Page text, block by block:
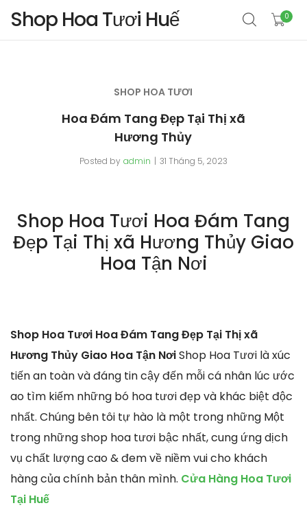
Shop Hoa Tươi Huế 0
SHOP HOA TƯƠI
Hoa Đám Tang Đẹp Tại Thị xã
Hương Thủy
Posted by admin 31 Tháng 5, 2023
Shop Hoa Tươi Hoa Đám Tang
Đẹp Tại Thị xã Hương Thủy Giao
Hoa Tận Nơi
Shop Hoa Tươi Hoa Đám Tang Đẹp Tại Thị xã
Hương Thủy Giao Hoa Tận NơiShop Hoa Tươi là xúc
tiến an toàn và đáng tin cậy đến mỗi cá nhân lúc ước
ao tìm kiếm những bó hoa tươi đẹp và khác biệt độc
nhất. Chúng bên tôi tự hào là một trong những Một
trong những shop hoa tươi bậc nhất, cung ứng dịch
vụ chất lượng cao & đem về niềm vui cho khách
hàng của chính bản thân mình. Cửa Hàng Hoa Tươi
Tại Huế